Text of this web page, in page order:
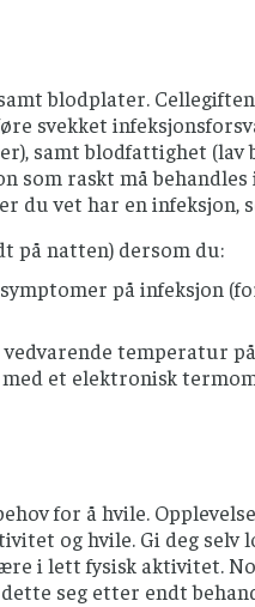
blodplater.
svekket
samt blodfattighet (lav
raskt må
du vet har en infeksjon,
på natten) dersom du:
på infeksjon
temperatur
et elektronisk
for å hvile.
og hvile. Gi deg
i lett fysisk aktivitet.
seg etter endt